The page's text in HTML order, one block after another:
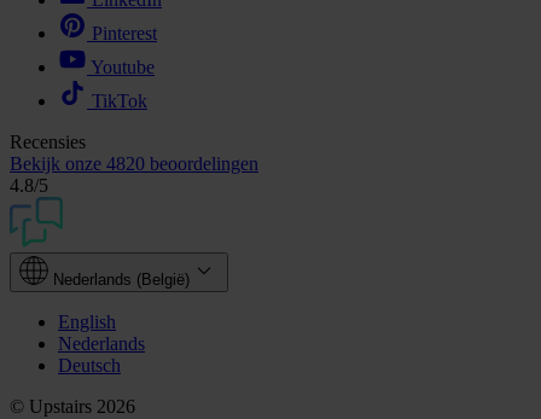
Pinterest
Youtube
TikTok
Recensies
Bekijk onze 4820 beoordelingen
4.8/5
Nederlands (België)
English
Nederlands
Deutsch
© Upstairs 2026